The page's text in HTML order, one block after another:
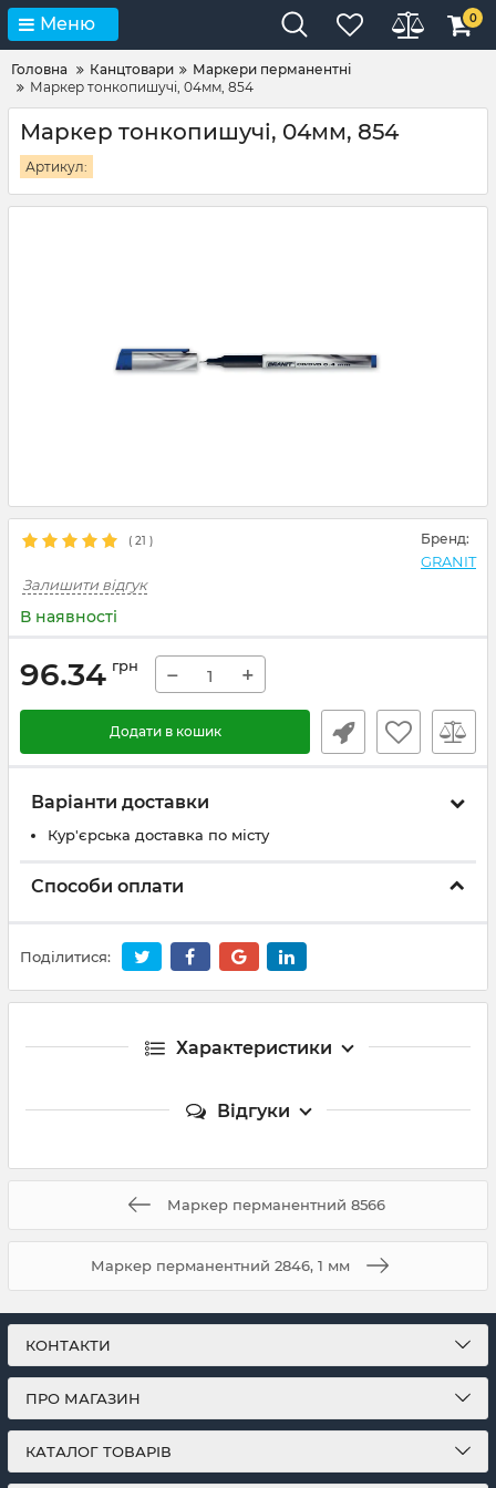
Меню 0
Головна Канцтовари
Маркери перманентні
Маркер тонкопишучі, 04мм, 854
Маркер тонкопишучі, 04мм, 854
Артикул:
( 21 ) Бренд:
GRANIT
Залишити відгук
В наявності
96.34 грн − +
Додати в кошик
Варіанти доставки
Кур'єрська доставка по місту
Способи оплати
Поділитися:
Характеристики
Відгуки
Маркер перманентний 8566
Маркер перманентний 2846, 1 мм
КОНТАКТИ
ПРО МАГАЗИН
КАТАЛОГ ТОВАРІВ